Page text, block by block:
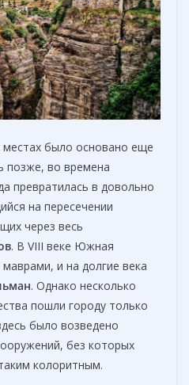
местах было основано еще
позже, во времена
превратилась в довольно
на пересечении
через весь
. В VIII веке Южная
и на долгие века
. Однако несколько
пошли городу только
было возведено
без которых
колоритным.